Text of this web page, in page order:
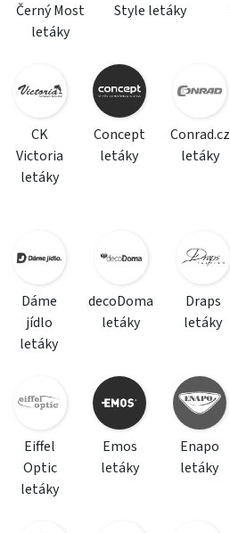
Černý Most
letáky
Style letáky
CK
Victoria
letáky
Concept
letáky
Conrad.cz
letáky
Dáme
jídlo
letáky
decoDoma
letáky
Draps
letáky
Eiffel
Optic
letáky
Emos
letáky
Enapo
letáky